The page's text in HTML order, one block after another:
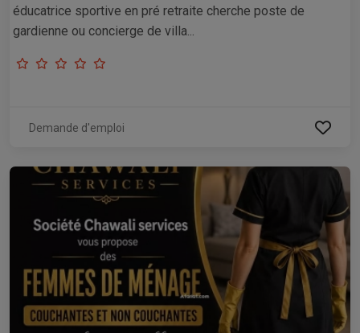
éducatrice sportive en pré retraite cherche poste de
gardienne ou concierge de villa...
Demande d'emploi